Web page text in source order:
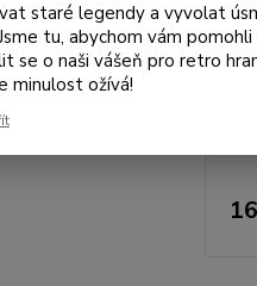
staré legendy a vyvolat
tu, abychom vám
se o naši vášeň pro retro
minulost ožívá!